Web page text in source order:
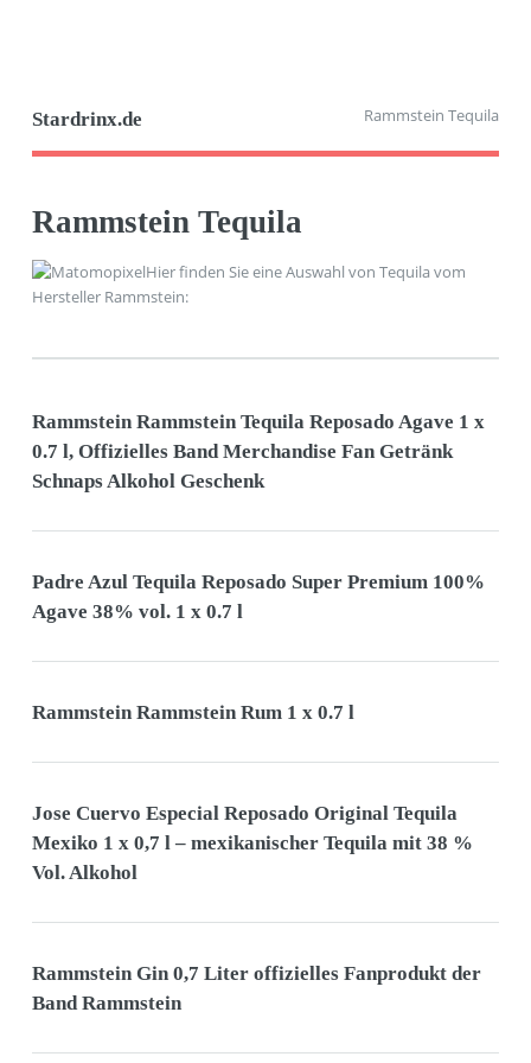
Stardrinx.de Rammstein Tequila
Rammstein Tequila
Hier finden Sie eine Auswahl von Tequila vom
Hersteller Rammstein:
Rammstein Rammstein Tequila Reposado Agave 1 x
0.7 l, Offizielles Band Merchandise Fan Getränk
Schnaps Alkohol Geschenk
Padre Azul Tequila Reposado Super Premium 100%
Agave 38% vol. 1 x 0.7 l
Rammstein Rammstein Rum 1 x 0.7 l
Jose Cuervo Especial Reposado Original Tequila
Mexiko 1 x 0,7 l – mexikanischer Tequila mit 38 %
Vol. Alkohol
Rammstein Gin 0,7 Liter offizielles Fanprodukt der
Band Rammstein